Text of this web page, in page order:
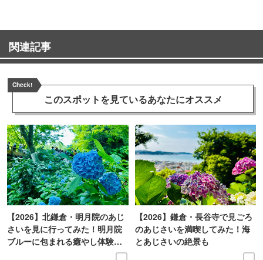
関連記事
Check!
このスポットを見ているあなたにオススメ
【2026】北鎌倉・明月院のあじ
さいを見に行ってみた！明月院
ブルーに包まれる癒やし体験レ
【2026】鎌倉・長谷寺で見ごろ
のあじさいを満喫してみた！海
とあじさいの絶景も